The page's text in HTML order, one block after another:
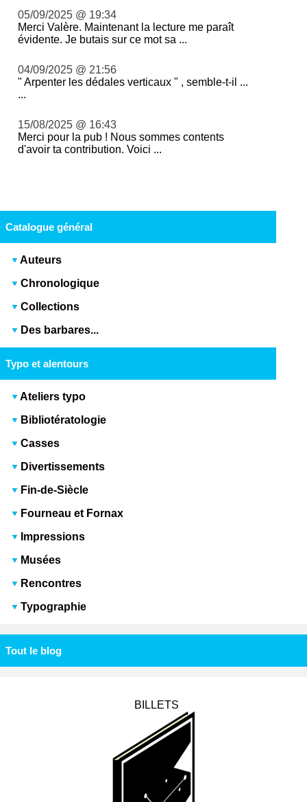
05/09/2025 @ 19:34
Merci Valère. Maintenant la lecture me paraît
évidente. Je butais sur ce mot sa ...
04/09/2025 @ 21:56
" Arpenter les dédales verticaux " , semble-t-il ...
...
15/08/2025 @ 16:43
Merci pour la pub ! Nous sommes contents
d'avoir ta contribution. Voici ...
Catalogue général
Auteurs
Chronologique
Collections
Des barbares...
Typo et alentours
Ateliers typo
Bibliotératologie
Casses
Divertissements
Fin-de-Siècle
Fourneau et Fornax
Impressions
Musées
Rencontres
Typographie
Tout le blog
BILLETS